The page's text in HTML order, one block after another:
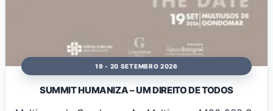
19 - 20 SETEMBRO 2026
SUMMIT HUMANIZA – UM DIREITO DE TODOS